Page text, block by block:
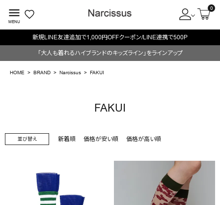
menu
MENU
0
ようこそ ゲスト 様
search
NEW IN
新規LINE友達追加で1,000円OFFクーポン/LINE連携で500P
「大人も着れるハイブランドのキッズライン」をラインアップ
HOME BRAND Narcissus FAKUI
FAKUI
並び替え 新着順 価格が安い順 価格が高い順